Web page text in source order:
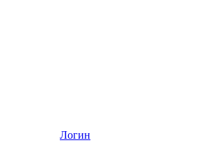
Логин